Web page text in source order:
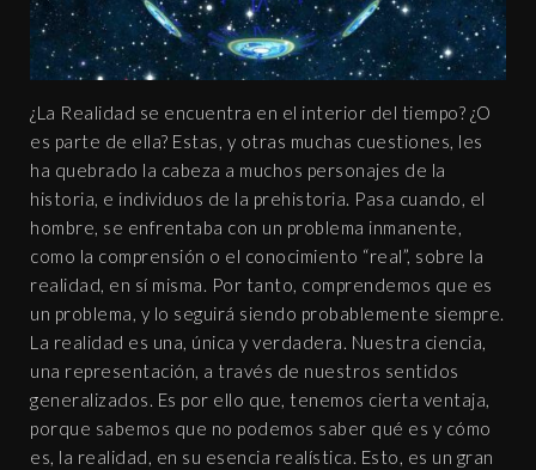
¿La Realidad se encuentra en el interior del tiempo? ¿O
es parte de ella? Estas, y otras muchas cuestiones, les
ha quebrado la cabeza a muchos personajes de la
historia, e individuos de la prehistoria. Pasa cuando, el
hombre, se enfrentaba con un problema inmanente,
como la comprensión o el conocimiento “real”, sobre la
realidad, en sí misma. Por tanto, comprendemos que es
un problema, y lo seguirá siendo probablemente siempre.
La realidad es una, única y verdadera. Nuestra ciencia,
una representación, a través de nuestros sentidos
generalizados. Es por ello que, tenemos cierta ventaja,
porque sabemos que no podemos saber qué es y cómo
es, la realidad, en su esencia realística. Esto, es un gran